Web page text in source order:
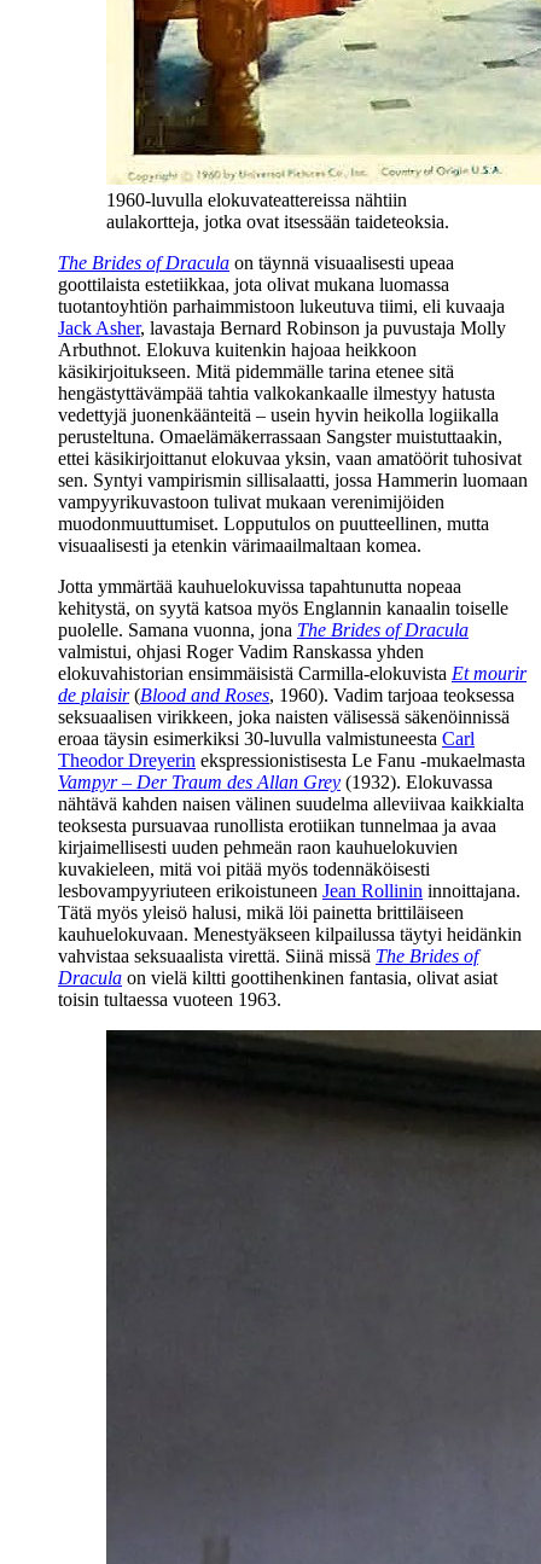
1960‑luvulla elokuvateattereissa nähtiin
aulakortteja, jotka ovat itsessään taideteoksia.
The Brides of Dracula on täynnä visuaalisesti upeaa
goottilaista estetiikkaa, jota olivat mukana luomassa
tuotantoyhtiön parhaimmistoon lukeutuva tiimi, eli kuvaaja
Jack Asher, lavastaja Bernard Robinson ja puvustaja Molly
Arbuthnot. Elokuva kuitenkin hajoaa heikkoon
käsikirjoitukseen. Mitä pidemmälle tarina etenee sitä
hengästyttävämpää tahtia valkokankaalle ilmestyy hatusta
vedettyjä juonenkäänteitä – usein hyvin heikolla logiikalla
perusteltuna. Omaelämäkerrassaan Sangster muistuttaakin,
ettei käsikirjoittanut elokuvaa yksin, vaan amatöörit tuhosivat
sen. Syntyi vampirismin sillisalaatti, jossa Hammerin luomaan
vampyyrikuvastoon tulivat mukaan verenimijöiden
muodonmuuttumiset. Lopputulos on puutteellinen, mutta
visuaalisesti ja etenkin värimaailmaltaan komea.
Jotta ymmärtää kauhuelokuvissa tapahtunutta nopeaa
kehitystä, on syytä katsoa myös Englannin kanaalin toiselle
puolelle. Samana vuonna, jona The Brides of Dracula
valmistui, ohjasi Roger Vadim Ranskassa yhden
elokuvahistorian ensimmäisistä Carmilla-elokuvista Et mourir
de plaisir(Blood and Roses, 1960). Vadim tarjoaa teoksessa
seksuaalisen virikkeen, joka naisten välisessä säkenöinnissä
eroaa täysin esimerkiksi 30‑luvulla valmistuneesta Carl
Theodor Dreyerin ekspressionistisesta Le Fanu ‑mukaelmasta
Vampyr – Der Traum des Allan Grey (1932). Elokuvassa
nähtävä kahden naisen välinen suudelma alleviivaa kaikkialta
teoksesta pursuavaa runollista erotiikan tunnelmaa ja avaa
kirjaimellisesti uuden pehmeän raon kauhuelokuvien
kuvakieleen, mitä voi pitää myös todennäköisesti
lesbovampyyriuteen erikoistuneen Jean Rollinin innoittajana.
Tätä myös yleisö halusi, mikä löi painetta brittiläiseen
kauhuelokuvaan. Menestyäkseen kilpailussa täytyi heidänkin
vahvistaa seksuaalista virettä. Siinä missä The Brides of
Dracula on vielä kiltti goottihenkinen fantasia, olivat asiat
toisin tultaessa vuoteen 1963.